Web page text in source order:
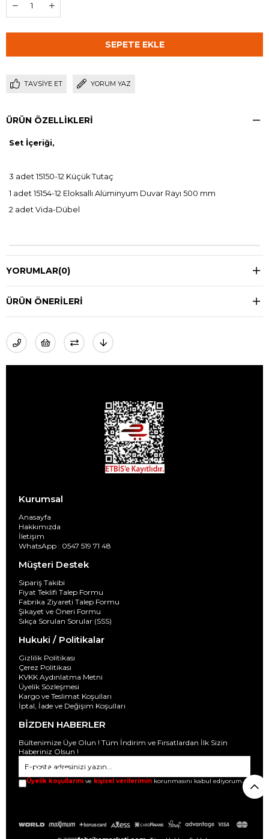
TAVSIYE ET YORUM YAZ
ÜRÜN ÖZELLIKLERI
Set İçeriği,
3 adet 15150-12 Küçük Tutaç
1 adet 15154-12 Eloksallı Alüminyum Duvar Rayı 500 mm
2 adet Vida-Dübel
YORUMLAR(0)
ÜRÜN ÖNERILERI
Kurumsal
Anasayfa
Hakkımızda
İletişim
WhatsApp : 0547 519 71 48
Müşteri Destek
Sipariş Takibi
Fiyat Teklifi Talep Formu
Fabrika Ziyareti Talep Formu
Şikayet ve Öneri Formu
Sıkça Sorulan Sorular (SSS)
Hukuki / Politikalar
Gizlilik Politikası
Çerez Politikası
KVKK Aydınlatma Metni
Üyelik Sözleşmesi
Kargo ve Teslimat Koşulları
İptal, İade ve Değişim Koşulları
BİZDEN HABERLER
Bültenimize Üye Olun ! Tüm İndirim ve Fırsatlardan İlk Sizin
Haberiniz Olsun !
GÖNDER
Üyelik koşullarını ve kişisel verilerimin korunmasını kabul ediyorum.